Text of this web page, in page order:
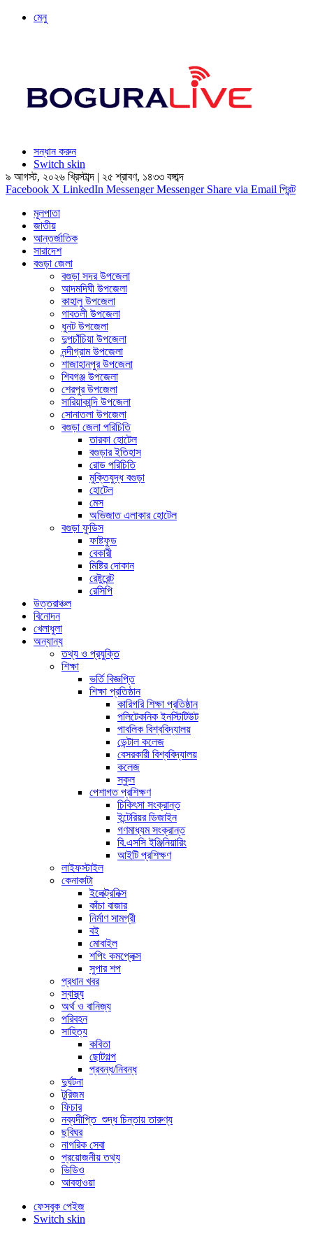
মেনু
সন্ধান করুন
Switch skin
৯ আগস্ট, ২০২৬ খ্রিস্টাব্দ | ২৫ শ্রাবণ, ১৪৩৩ বঙ্গাব্দ
Facebook X LinkedIn Messenger Messenger Share via Email প্রিন্ট
মূলপাতা
জাতীয়
আন্তর্জাতিক
সারাদেশ
বগুড়া জেলা
বগুড়া সদর উপজেলা
আদমদিঘী উপজেলা
কাহালু উপজেলা
গাবতলী উপজেলা
ধুনট উপজেলা
দুপচাঁচিয়া উপজেলা
নন্দীগ্রাম উপজেলা
শাজাহানপুর উপজেলা
শিবগঞ্জ উপজেলা
শেরপুর উপজেলা
সারিয়াকান্দি উপজেলা
সোনাতলা উপজেলা
বগুড়া জেলা পরিচিতি
তারকা হোটেল
বগুড়ার ইতিহাস
রোড পরিচিতি
মুক্তিযুদ্ধ বগুড়া
হোটেল
মেস
অভিজাত এলাকার হোটেল
বগুড়া ফুডিস
ফাষ্টফুড
বেকারী
মিষ্টির দোকান
রেষ্টুরেন্ট
রেসিপি
উত্তরাঞ্চল
বিনোদন
খেলাধুলা
অন্যান্য
তথ্য ও প্রযুক্তি
শিক্ষা
ভর্তি বিজ্ঞপ্তি
শিক্ষা প্রতিষ্ঠান
কারিগরি শিক্ষা প্রতিষ্ঠান
পলিটেকনিক ইনস্টিটিউট
পাবলিক বিশ্ববিদ্যালয়
ডেন্টাল কলেজ
বেসরকারী বিশ্ববিদ্যালয়
কলেজ
স্কুল
পেশাগত প্রশিক্ষণ
চিকিৎসা সংক্রান্ত
ইন্টেরিয়র ডিজাইন
গণমাধ্যম সংক্রান্ত
বি.এসসি ইঞ্জিনিয়ারিং
আইটি প্রশিক্ষণ
লাইফস্টাইল
কেনাকাটা
ইলেক্ট্রনিক্স
কাঁচা বাজার
নির্মাণ সামগ্রী
বই
মোবাইল
শপিং কমপ্লেক্স
সুপার শপ
প্রধান খবর
স্বাস্থ্য
অর্থ ও বানিজ্য
পরিবহন
সাহিত্য
কবিতা
ছোটগল্প
প্রবন্ধ/নিবন্ধ
দুর্ঘটনা
টুরিজম
ফিচার
নব্যদীপ্তি_শুদ্ধ চিন্তায় তারুণ্য
ছবিঘর
নাগরিক সেবা
প্রয়োজনীয় তথ্য
ভিডিও
আবহাওয়া
ফেসবুক পেইজ
Switch skin